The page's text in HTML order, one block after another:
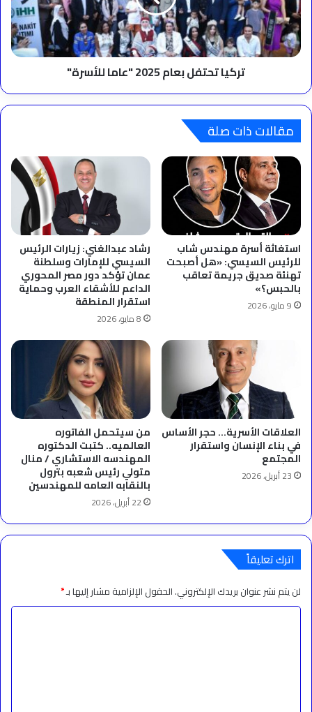
للأسرة"
تركيا تحتفل بعام 2025 "عاما للأسرة"
مقالات ذات صلة
استغاثة أسرة مهندس شاب
للرئيس السيسي: «هل أصبحت
تهنئة صديق جريمة تعاقب
بالحبس؟»
9 مايو، 2026
رشاد عبدالغني: زيارات الرئيس
السيسي للإمارات وسلطنة
عمان تؤكد دور مصر المحوري
الداعم للأشقاء العرب وحماية
استقرار المنطقة
8 مايو، 2026
العلاقات الأسرية… حجر الأساس
في بناء الإنسان واستقرار
المجتمع
23 أبريل، 2026
من سيتحمل الفاتوره
العالميه.. كتبت الدكتوره
المهندسه الاستشاري / منال
متولي رئيس شعبه بترول
بالنقابه العامه للمهندسين
22 أبريل، 2026
اترك تعليقاً
لن يتم نشر عنوان بريدك الإلكتروني.الحقول الإلزامية مشار إليها بـ*